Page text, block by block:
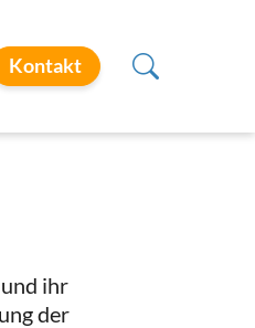
Kontakt
ihr
der